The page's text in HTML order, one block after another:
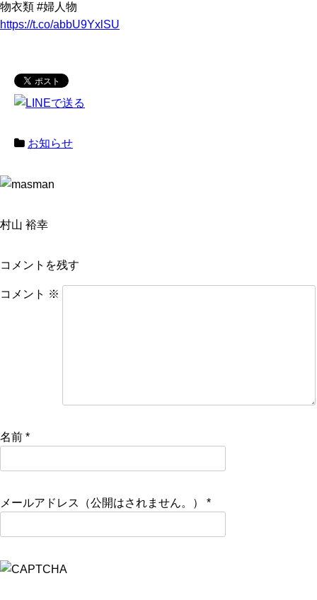
物衣類 #婦人物
https://t.co/abbU9YxlSU
お知らせ
村山 裕幸
コメントを残す
コメント ※
名前 *
メールアドレス（公開はされません。） *